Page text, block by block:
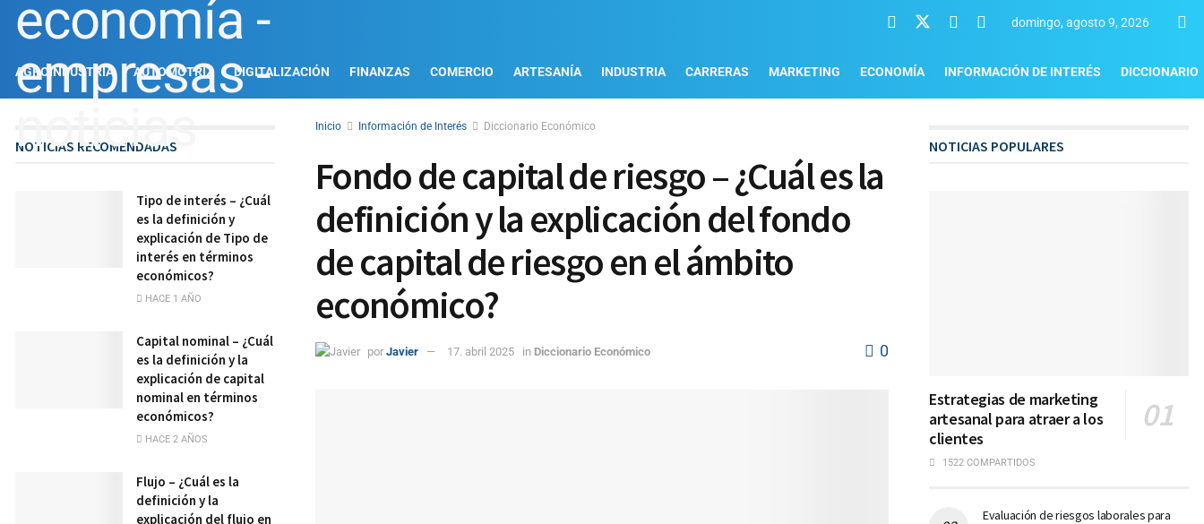
domingo, agosto 9, 2026
AGROINDUSTRIA AUTOMOTRIZ DIGITALIZACIÓN FINANZAS COMERCIO ARTESANÍA INDUSTRIA CARRERAS MARKETING ECONOMÍA INFORMACIÓN DE INTERÉS DICCIONARIO
Inicio Información de Interés Diccionario Económico
Fondo de capital de riesgo – ¿Cuál es la
definición y la explicación del fondo
de capital de riesgo en el ámbito
económico?
por Javier 17. abril 2025 in Diccionario Económico 0
NOTICIAS RECOMENDADAS
Tipo de interés – ¿Cuál
es la definición y
explicación de Tipo de
interés en términos
económicos?
HACE 1 AÑO
Capital nominal – ¿Cuál
es la definición y la
explicación de capital
nominal en términos
económicos?
HACE 2 AÑOS
Flujo – ¿Cuál es la
definición y la
explicación del flujo en
NOTICIAS POPULARES
Estrategias de marketing
artesanal para atraer a los
clientes
1522 COMPARTIDOS
Evaluación de riesgos laborales para